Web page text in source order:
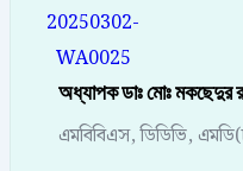
অধ্যাপক ডাঃ মোঃ মকছেদুর
এমবিবিএস, ডিডিভি,